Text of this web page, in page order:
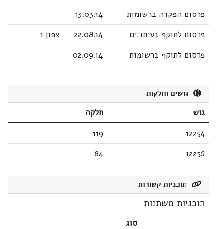
פרסום הפקדה ברשומות
13.03.14
פרסום לתוקף בעיתונים
22.08.14
צפון 1
פרסום לתוקף ברשומות
02.09.14
גושים וחלקות
גוש
חלקה
12254
119
12256
84
תוכניות קשורות
תוכניות משתנות
סוג